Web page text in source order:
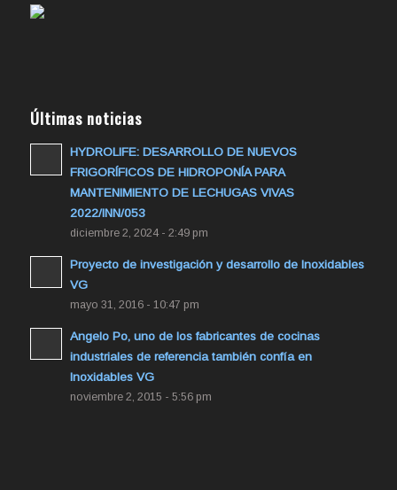
Últimas noticias
HYDROLIFE: DESARROLLO DE NUEVOS
FRIGORÍFICOS DE HIDROPONÍA PARA
MANTENIMIENTO DE LECHUGAS VIVAS
2022/INN/053
diciembre 2, 2024 - 2:49 pm
Proyecto de investigación y desarrollo de Inoxidables
VG
mayo 31, 2016 - 10:47 pm
Angelo Po, uno de los fabricantes de cocinas
industriales de referencia también confía en
Inoxidables VG
noviembre 2, 2015 - 5:56 pm